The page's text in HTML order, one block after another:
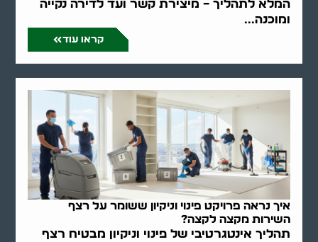
המלא לתהליך – מיצירת קשר ועד לדירה נקייה
ומוכנה...
קראו עוד
איך נראה פרויקט פינוי וניקיון ששומר על רצף
השירות מקצה לקצה?
תהליך אינטגרטיבי של פינוי וניקיון מבטיח רצף